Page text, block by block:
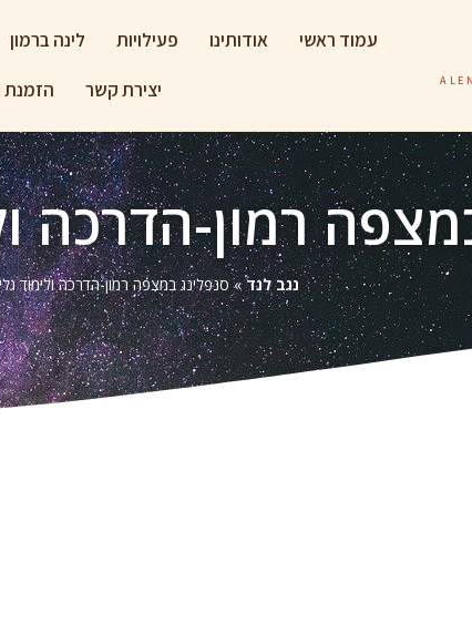
עמוד ראשי אודותינו פעילויות לינה ברמון
יצירת קשר הזמנת
רמון-הדרכה
נגב לנד»סנפלינג במצפה רמון-הדרכה ולימוד